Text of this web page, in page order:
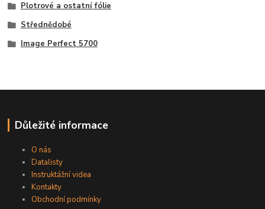
Plotrové a ostatní fólie
Střednědobé
Image Perfect 5700
Důležité informace
O nás
Datalisty
Instruktážní videa
Kontakty
Obchodní podmínky